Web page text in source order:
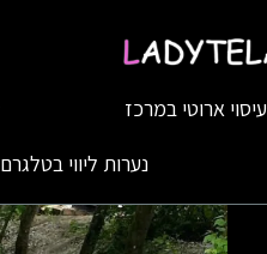
עיסוי ארוטי במרכז
נערות ליווי בטלגרם